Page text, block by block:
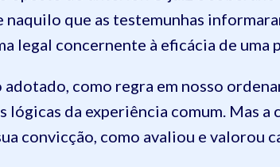
que as testemunhas
legal concernente à eficácia de uma
como regra em nosso
lógicas da experiência comum. Mas
convicção, como avaliou e valorou